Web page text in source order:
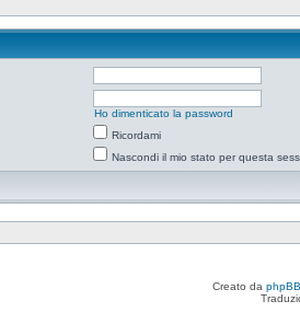
Ho dimenticato la password
Ricordami
Nascondi il mio stato per questa
Creato da phpBB